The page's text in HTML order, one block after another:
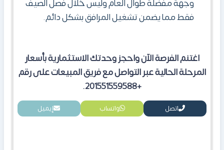
وجهة مفضلة طوال العام وليس خلال فصل الصيف
فقط مما يضمن تشغيل المرافق بشكل دائم.
اغتنم الفرصة الآن واحجز وحدتك الاستثمارية بأسعار
المرحلة الحالية عبر التواصل مع فريق المبيعات على رقم
+201551559588.
اتصل واتساب إيميل